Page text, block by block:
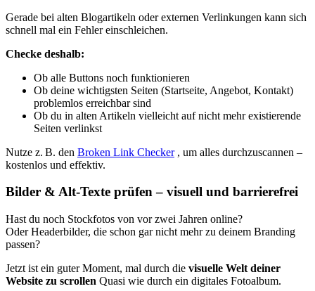
Gerade bei alten Blogartikeln oder externen Verlinkungen kann sich
schnell mal ein Fehler einschleichen.
Checke deshalb:
Ob alle Buttons noch funktionieren
Ob deine wichtigsten Seiten (Startseite, Angebot, Kontakt)
problemlos erreichbar sind
Ob du in alten Artikeln vielleicht auf nicht mehr existierende
Seiten verlinkst
Nutze z. B. den Broken Link Checker, um alles durchzuscannen –
kostenlos und effektiv.
Bilder & Alt-Texte prüfen – visuell und barrierefrei
Hast du noch Stockfotos von vor zwei Jahren online?
Oder Headerbilder, die schon gar nicht mehr zu deinem Branding
passen?
Jetzt ist ein guter Moment, mal durch die visuelle Welt deiner
Website zu scrollen Quasi wie durch ein digitales Fotoalbum.